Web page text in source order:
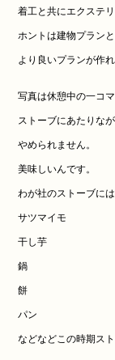
着工と共にエクステ
ホントは建物プラン
より良いプランが作れ
写真は休憩中の一コマ
ストーブにあたりな
やめられません。
美味しいんです。
わが社のストーブに
サツマイモ
干し芋
鍋
餅
パン
などなどこの時期ス